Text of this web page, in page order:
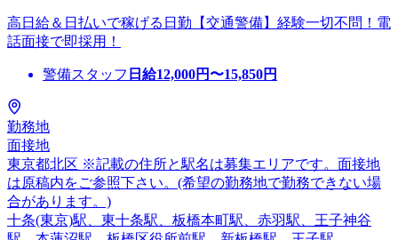
高日給＆日払いで稼げる日勤【交通警備】経験一切不問！電
話面接で即採用！
警備スタッフ 日給12,000円〜15,850円
勤務地
面接地
東京都北区 ※記載の住所と駅名は募集エリアです。面接地
は原稿内をご参照下さい。(希望の勤務地で勤務できない場
合があります。)
十条(東京)駅、東十条駅、板橋本町駅、赤羽駅、王子神谷